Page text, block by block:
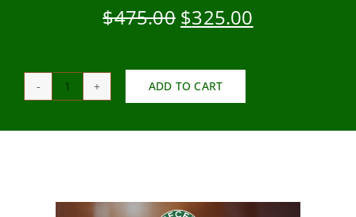
$475.00 Original
price
$475.00.
$325.00
price
Capacitación
Preparadores
ADD TO CART